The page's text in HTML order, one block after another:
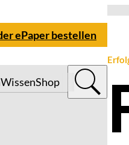
ePaper bestellen
WissenShop